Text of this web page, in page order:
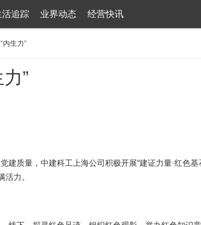
活追踪 业界动态 经营快讯
内生力”
”
质量，中建科工上海公司积极开展“建证力量·红色基
活力。